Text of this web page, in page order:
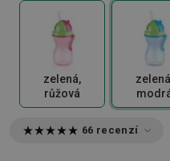
zelená,
růžová
66 recenzí